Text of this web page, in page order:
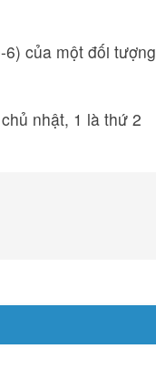
của một đối tượng
nhật, 1 là thứ 2